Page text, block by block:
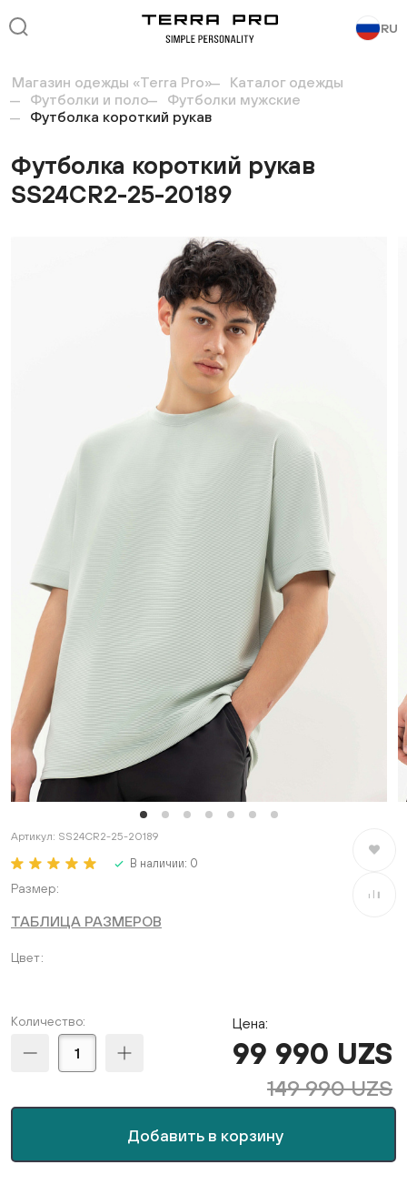
RU
Магазин одежды «Terra Pro»
Каталог одежды
Футболки и поло
Футболки мужские
Футболка короткий рукав
Футболка короткий рукав
SS24CR2-25-20189
Артикул: SS24CR2-25-20189
В наличии: 0
В
В
Размер
ТАБЛИЦА РАЗМЕРОВ
Цвет
Количество:
Добавить в корзину
Цена:
99 990 UZS
149 990 UZS